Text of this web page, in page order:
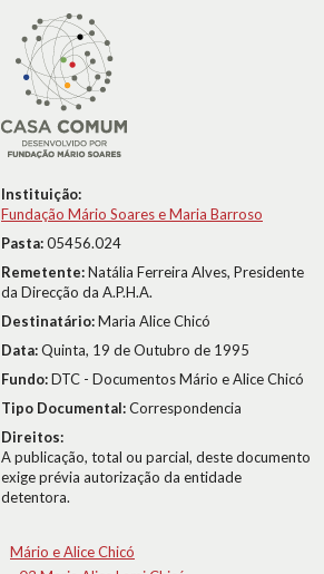
Instituição:
Fundação Mário Soares e Maria Barroso
Pasta:05456.024
Remetente:Natália Ferreira Alves, Presidente
da Direcção da A.P.H.A.
Destinatário:Maria Alice Chicó
Data:Quinta, 19 de Outubro de 1995
Fundo:DTC - Documentos Mário e Alice Chicó
Tipo Documental:Correspondencia
Direitos:
A publicação, total ou parcial, deste documento
exige prévia autorização da entidade
detentora.
Mário e Alice Chicó